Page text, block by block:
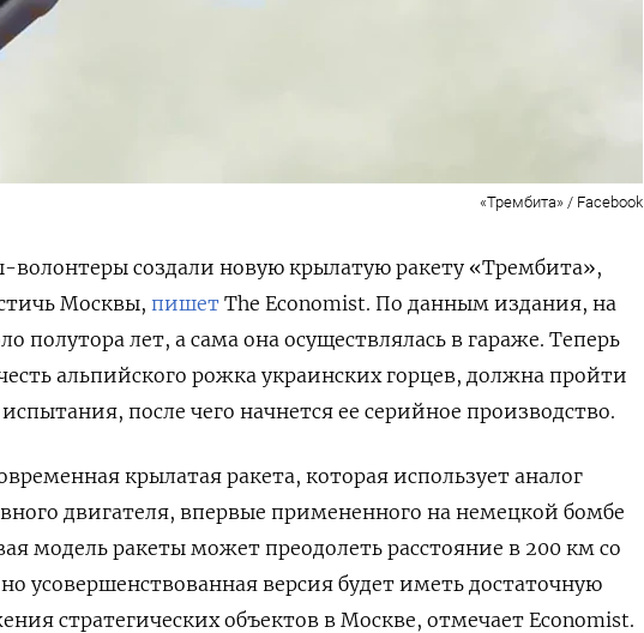
«Трембита» / Facebook
создали новую крылатую ракету «Трембита»,
Москвы, пишет The Economist. По данным издания, на
полутора лет, а сама она осуществлялась в гараже. Теперь
альпийского рожка украинских горцев, должна пройти
после чего начнется ее серийное производство.
крылатая ракета, которая использует аналог
двигателя, впервые примененного на немецкой бомбе
модель ракеты может преодолеть расстояние в 200 км со
усовершенствованная версия будет иметь достаточную
стратегических объектов в Москве, отмечает Economist.